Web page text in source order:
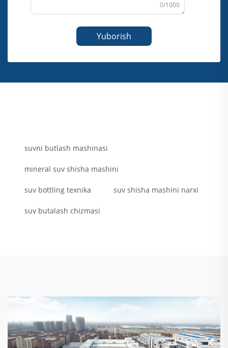
0/1000
Yuborish
suvni butlash mashinasi
mineral suv shisha mashini
suv bottling texnika suv shisha mashini narxi
suv butalash chizmasi